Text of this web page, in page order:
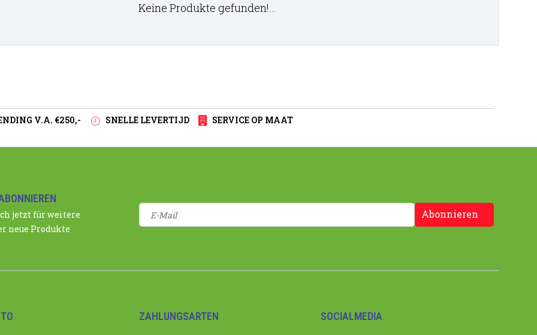
Keine Produkte gefunden!...
V.A. €250,- SNELLE LEVERTIJD SERVICE OP MAAT
jetzt für weitere
neue Produkte
Abonnieren
ZAHLUNGSARTEN SOCIALMEDIA